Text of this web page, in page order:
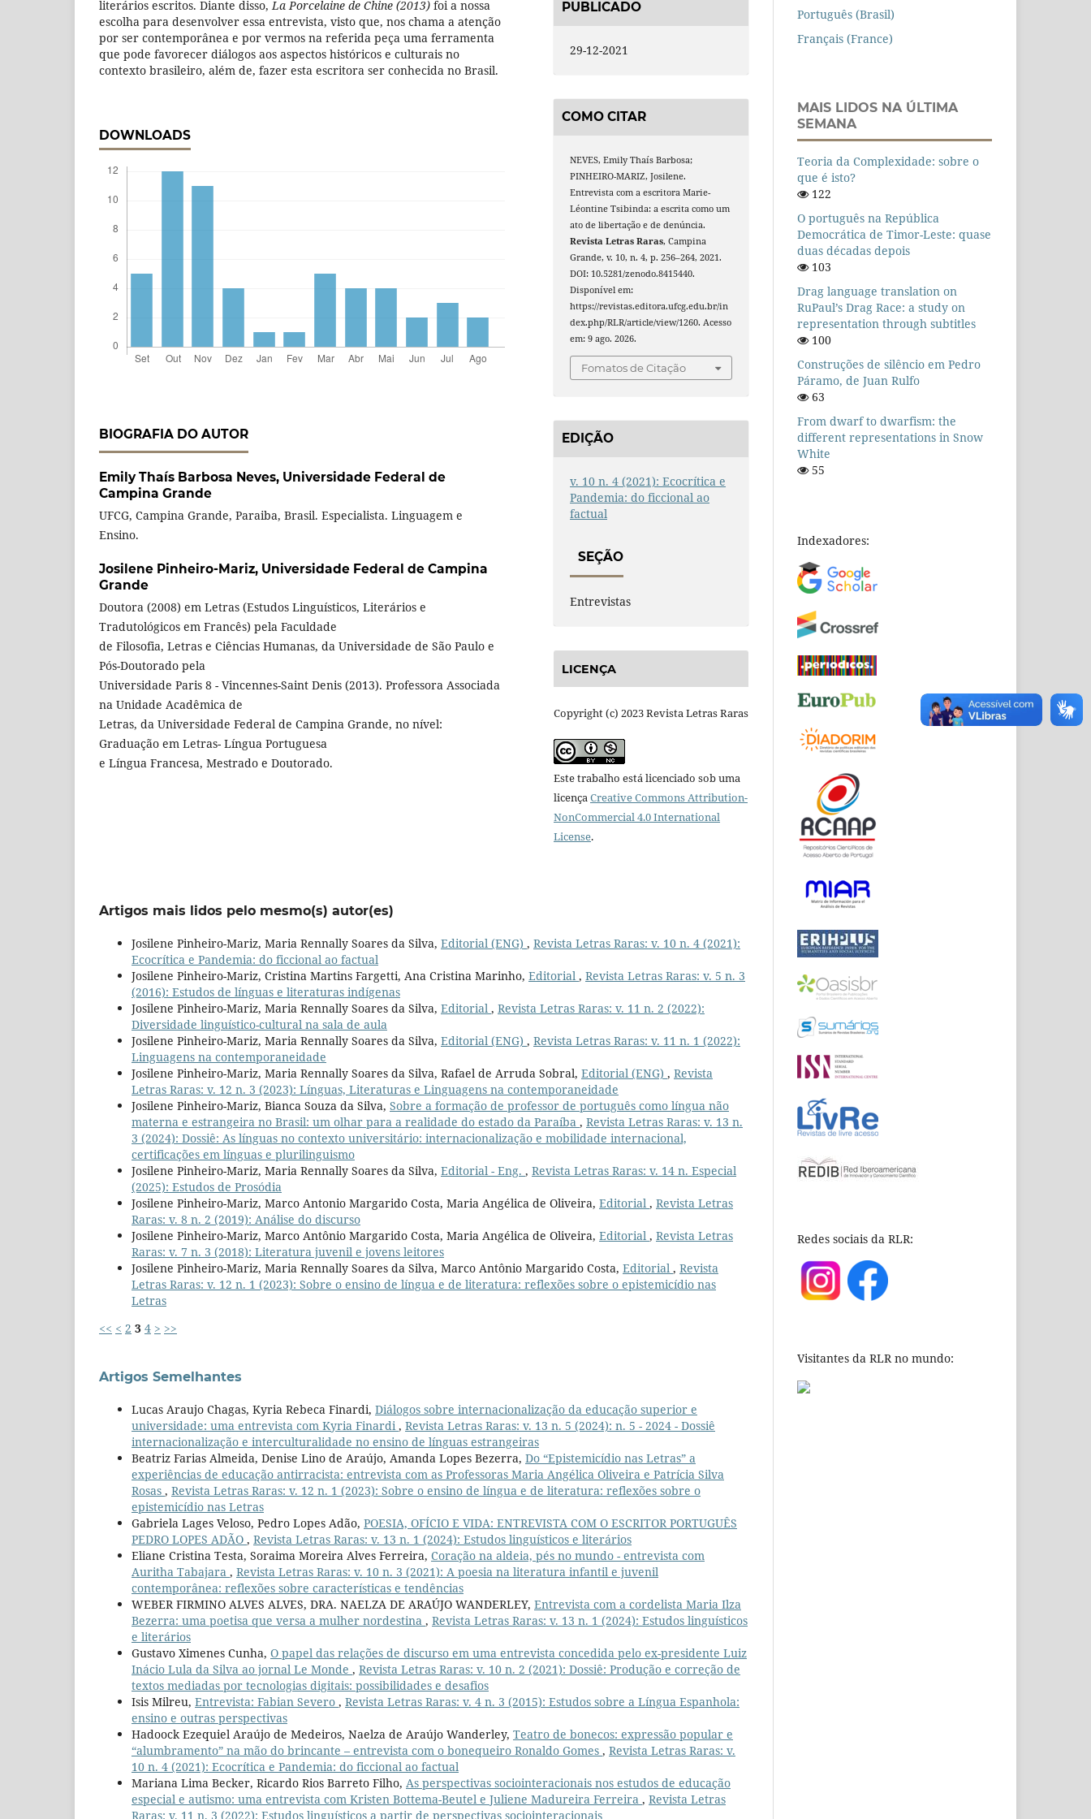
literários escritos. Diante disso,La Porcelaine de Chine (2013) foi a nossa
escolha para desenvolver essa entrevista, visto que, nos chama a atenção
por ser contemporânea e por vermos na referida peça uma ferramenta
que pode favorecer diálogos aos aspectos históricos e culturais no
contexto brasileiro, além de, fazer esta escritora ser conhecida no Brasil.
DOWNLOADS
BIOGRAFIA DO AUTOR
Emily Thaís Barbosa Neves, Universidade Federal de
Campina Grande
UFCG, Campina Grande, Paraiba, Brasil. Especialista. Linguagem e
Ensino.
Josilene Pinheiro-Mariz, Universidade Federal de Campina
Grande
Doutora (2008) em Letras (Estudos Linguísticos, Literários e
Tradutológicos em Francês) pela Faculdade
de Filosofia, Letras e Ciências Humanas, da Universidade de São Paulo e
Pós-Doutorado pela
Universidade Paris 8 - Vincennes-Saint Denis (2013). Professora Associada
na Unidade Acadêmica de
Letras, da Universidade Federal de Campina Grande, no nível:
Graduação em Letras- Língua Portuguesa
e Língua Francesa, Mestrado e Doutorado.
PUBLICADO
29-12-2021
COMO CITAR
NEVES, Emily Thaís Barbosa;
PINHEIRO-MARIZ, Josilene.
Entrevista com a escritora Marie-
Léontine Tsibinda: a escrita como um
ato de libertação e de denúncia.
Revista Letras Raras, Campina
Grande, v. 10, n. 4, p. 256–264, 2021.
DOI: 10.5281/zenodo.8415440.
Disponível em:
https://revistas.editora.ufcg.edu.br/in
dex.php/RLR/article/view/1260. Acesso
em: 9 ago. 2026.
Fomatos de Citação
EDIÇÃO
v. 10 n. 4 (2021): Ecocrítica e
Pandemia: do ficcional ao
factual
SEÇÃO
Entrevistas
LICENÇA
Copyright (c) 2023 Revista Letras Raras
Este trabalho está licenciado sob uma
licençaCreative Commons Attribution-
NonCommercial 4.0 International
License.
Artigos mais lidos pelo mesmo(s) autor(es)
Josilene Pinheiro-Mariz, Maria Rennally Soares da Silva, Editorial (ENG) , Revista Letras Raras: v. 10 n. 4 (2021):
Ecocrítica e Pandemia: do ficcional ao factual
Josilene Pinheiro-Mariz, Cristina Martins Fargetti, Ana Cristina Marinho, Editorial , Revista Letras Raras: v. 5 n. 3
(2016): Estudos de línguas e literaturas indígenas
Josilene Pinheiro-Mariz, Maria Rennally Soares da Silva, Editorial , Revista Letras Raras: v. 11 n. 2 (2022):
Diversidade linguístico-cultural na sala de aula
Josilene Pinheiro-Mariz, Maria Rennally Soares da Silva, Editorial (ENG) , Revista Letras Raras: v. 11 n. 1 (2022):
Linguagens na contemporaneidade
Josilene Pinheiro-Mariz, Maria Rennally Soares da Silva, Rafael de Arruda Sobral, Editorial (ENG) , Revista
Letras Raras: v. 12 n. 3 (2023): Línguas, Literaturas e Linguagens na contemporaneidade
Josilene Pinheiro-Mariz, Bianca Souza da Silva, Sobre a formação de professor de português como língua não
materna e estrangeira no Brasil: um olhar para a realidade do estado da Paraíba , Revista Letras Raras: v. 13 n.
3 (2024): Dossiê: As línguas no contexto universitário: internacionalização e mobilidade internacional,
certificações em línguas e plurilinguismo
Josilene Pinheiro-Mariz, Maria Rennally Soares da Silva, Editorial - Eng. , Revista Letras Raras: v. 14 n. Especial
(2025): Estudos de Prosódia
Josilene Pinheiro-Mariz, Marco Antonio Margarido Costa, Maria Angélica de Oliveira, Editorial , Revista Letras
Raras: v. 8 n. 2 (2019): Análise do discurso
Josilene Pinheiro-Mariz, Marco Antônio Margarido Costa, Maria Angélica de Oliveira, Editorial , Revista Letras
Raras: v. 7 n. 3 (2018): Literatura juvenil e jovens leitores
Josilene Pinheiro-Mariz, Maria Rennally Soares da Silva, Marco Antônio Margarido Costa, Editorial , Revista
Letras Raras: v. 12 n. 1 (2023): Sobre o ensino de língua e de literatura: reflexões sobre o epistemicídio nas
Letras
<< < 2 3 4 > >>
Artigos Semelhantes
Lucas Araujo Chagas, Kyria Rebeca Finardi, Diálogos sobre internacionalização da educação superior e
universidade: uma entrevista com Kyria Finardi , Revista Letras Raras: v. 13 n. 5 (2024): n. 5 - 2024 - Dossiê
internacionalização e interculturalidade no ensino de línguas estrangeiras
Beatriz Farias Almeida, Denise Lino de Araújo, Amanda Lopes Bezerra, Do “Epistemicídio nas Letras” a
experiências de educação antirracista: entrevista com as Professoras Maria Angélica Oliveira e Patrícia Silva
Rosas , Revista Letras Raras: v. 12 n. 1 (2023): Sobre o ensino de língua e de literatura: reflexões sobre o
epistemicídio nas Letras
Gabriela Lages Veloso, Pedro Lopes Adão, POESIA, OFÍCIO E VIDA: ENTREVISTA COM O ESCRITOR PORTUGUÊS
PEDRO LOPES ADÃO , Revista Letras Raras: v. 13 n. 1 (2024): Estudos linguísticos e literários
Eliane Cristina Testa, Soraima Moreira Alves Ferreira, Coração na aldeia, pés no mundo - entrevista com
Auritha Tabajara , Revista Letras Raras: v. 10 n. 3 (2021): A poesia na literatura infantil e juvenil
contemporânea: reflexões sobre características e tendências
WEBER FIRMINO ALVES ALVES, DRA. NAELZA DE ARAÚJO WANDERLEY, Entrevista com a cordelista Maria Ilza
Bezerra: uma poetisa que versa a mulher nordestina , Revista Letras Raras: v. 13 n. 1 (2024): Estudos linguísticos
e literários
Gustavo Ximenes Cunha, O papel das relações de discurso em uma entrevista concedida pelo ex-presidente Luiz
Inácio Lula da Silva ao jornal Le Monde , Revista Letras Raras: v. 10 n. 2 (2021): Dossiê: Produção e correção de
textos mediadas por tecnologias digitais: possibilidades e desafios
Isis Milreu, Entrevista: Fabian Severo , Revista Letras Raras: v. 4 n. 3 (2015): Estudos sobre a Língua Espanhola:
ensino e outras perspectivas
Hadoock Ezequiel Araújo de Medeiros, Naelza de Araújo Wanderley, Teatro de bonecos: expressão popular e
“alumbramento” na mão do brincante – entrevista com o bonequeiro Ronaldo Gomes , Revista Letras Raras: v.
10 n. 4 (2021): Ecocrítica e Pandemia: do ficcional ao factual
Mariana Lima Becker, Ricardo Rios Barreto Filho, As perspectivas sociointeracionais nos estudos de educação
especial e autismo: uma entrevista com Kristen Bottema-Beutel e Juliene Madureira Ferreira , Revista Letras
Raras: v. 11 n. 3 (2022): Estudos linguísticos a partir de perspectivas sociointeracionais
Português (Brasil)
Français (France)
MAIS LIDOS NA ÚLTIMA
SEMANA
Teoria da Complexidade: sobre o
que é isto?
122
O português na República
Democrática de Timor-Leste: quase
duas décadas depois
103
Drag language translation on
RuPaul’s Drag Race: a study on
representation through subtitles
100
Construções de silêncio em Pedro
Páramo, de Juan Rulfo
63
From dwarf to dwarfism: the
different representations in Snow
White
55
Indexadores:
Redes sociais da RLR:
Visitantes da RLR no mundo: